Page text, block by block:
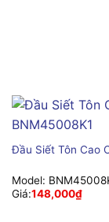
Đầu Siết Tôn Cao
Model:
Giá:148,000₫